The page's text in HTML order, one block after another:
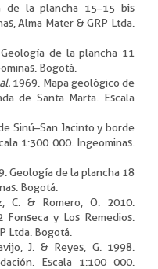
de la plancha 15–15 bis
Alma Mater & GRP Ltda.
de la plancha 11
Bogotá.
1969. Mapa geológico de
de Santa Marta. Escala
Sinú–San Jacinto y borde
1:300 000. Ingeominas.
Geología de la plancha 18
Bogotá.
C. & Romero, O. 2010.
y Los Remedios.
Ltda. Bogotá.
J. & Reyes, G. 1998.
Escala 1:100 000.